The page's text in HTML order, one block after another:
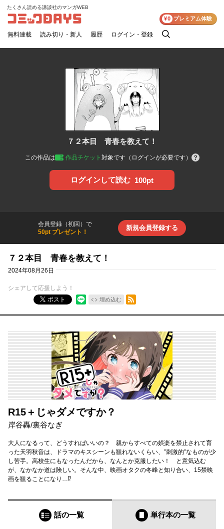
コミックDAYS
たくさん読める講談社のマンガWEB
無料連載 読み切り・新人 履歴 ログイン・登録
検
¥0 プレミアム体験
７２本目 青春を教えて！
この作品は 作品チケット 対象です（ログインが必要です）
ログインして読む 100pt
会員登録（初回）で
50pt プレゼント！
新規会員登録する
７２本目 青春を教えて！
2024年08月26日
シェアして応援しよう！
ポスト
埋め込む
RSSフィード
R15＋じゃダメですか？
岸谷轟/裏谷なぎ
大人になるって、どうすればいいの？ 親からすべての娯楽を禁止されて育
った天羽秋音は、ドラマのキスシーンも観れないくらい、”刺激的”なものが少
し苦手。高校生にもなったんだから、なんとか克服したい！ と意気込む
が、なかなか道は険しい。そんな中、映画オタクの冬峰と知り合い、15禁映
画を観ることになり…⁉
話の一覧 単行本の一覧